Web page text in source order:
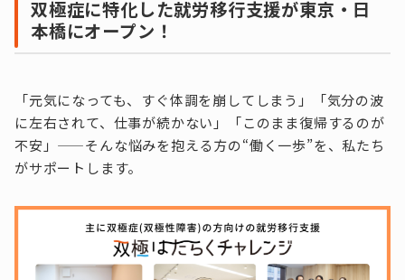
双極症に特化した就労移行支援が東京・日
本橋にオープン！
「元気になっても、すぐ体調を崩してしまう」「気分の波
に左右されて、仕事が続かない」「このまま復帰するのが
不安」——そんな悩みを抱える方の“働く一歩”を、私たち
がサポートします。